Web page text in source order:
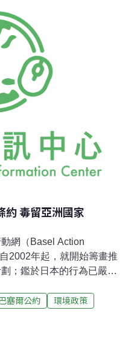
她只反映了，河川一旦污
活生生的前車之鑑。而這
制度、技術、人力、成本
際流竄而不斷地於貧窮落
1992年生效的「巴賽爾公
別是有害廢棄物）的不當
康的危害，所制定的國際
物
約 毒留亞洲國家
網（Basel Action
2002年起，就開始籌畫推
；鑑於日本的行為已嚴重
屬的有毒廢棄物殖民地。
求與新加坡、菲律賓、馬
塞爾公約
環境政策